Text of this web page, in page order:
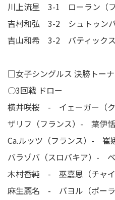
川上流星 3-1 ローラン（フ
吉村和弘 3-2 シュトゥンパ
吉山和希 3-2 バティックス
□女子シングルス 決勝トー
○3回戦 ドロー
横井咲桜 - イェーガー（ク
ザリフ（フランス）- 葉伊恬
Ca.ルッツ（フランス）- 崔
バラゾバ（スロバキア）- ベ
木村香純 - 巫嘉恩（チャイ
麻生麗名 - バヨル（ポーラ